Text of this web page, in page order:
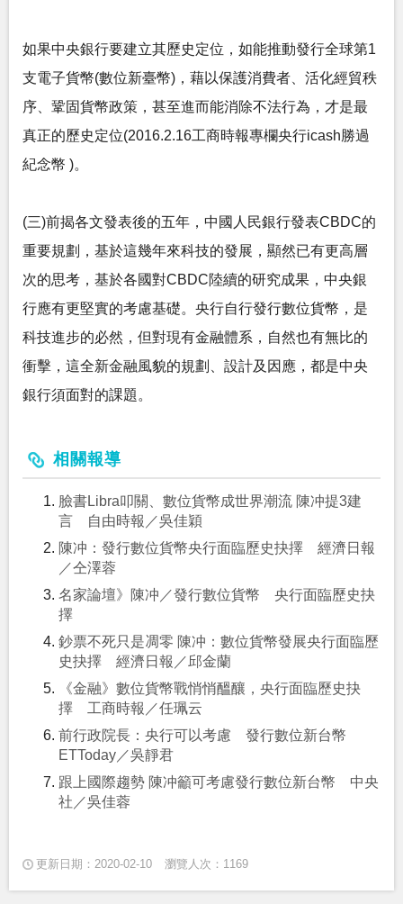
如果中央銀行要建立其歷史定位，如能推動發行全球第1
支電子貨幣(數位新臺幣)，藉以保護消費者、活化經貿秩
序、鞏固貨幣政策，甚至進而能消除不法行為，才是最
真正的歷史定位(2016.2.16工商時報專欄央行icash勝過
紀念幣 )。
(三)前揭各文發表後的五年，中國人民銀行發表CBDC的
重要規劃，基於這幾年來科技的發展，顯然已有更高層
次的思考，基於各國對CBDC陸續的研究成果，中央銀
行應有更堅實的考慮基礎。央行自行發行數位貨幣，是
科技進步的必然，但對現有金融體系，自然也有無比的
衝擊，這全新金融風貌的規劃、設計及因應，都是中央
銀行須面對的課題。
相關報導
臉書Libra叩關、數位貨幣成世界潮流 陳冲提3建
言 自由時報／吳佳穎
陳冲：發行數位貨幣央行面臨歷史抉擇 經濟日報
／仝澤蓉
名家論壇》陳冲／發行數位貨幣 央行面臨歷史抉
擇
鈔票不死只是凋零 陳冲：數位貨幣發展央行面臨歷
史抉擇 經濟日報／邱金蘭
《金融》數位貨幣戰悄悄醞釀，央行面臨歷史抉
擇 工商時報／任珮云
前行政院長：央行可以考慮 發行數位新台幣
ETToday／吳靜君
跟上國際趨勢 陳冲籲可考慮發行數位新台幣 中央
社／吳佳蓉
更新日期：2020-02-10 瀏覽人次：1169